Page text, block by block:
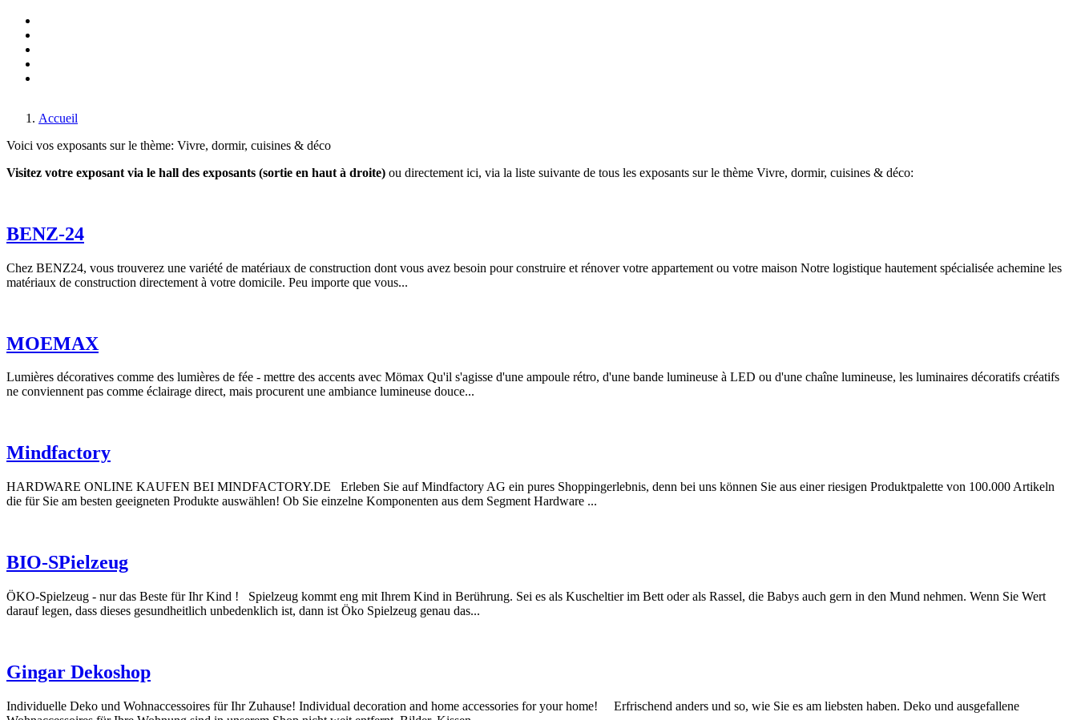
Par air & par eau
Accueil
Voici vos exposants sur le thème: Vivre, dormir, cuisines & déco
Visitez votre exposant via le hall des exposants (sortie en haut à droite) ou directement ici, via la liste suivante de tous les exposants sur le thème Vivre, dormir, cuisines & déco:
BENZ-24
Chez BENZ24, vous trouverez une variété de matériaux de construction dont vous avez besoin pour construire et rénover votre appartement ou votre maison Notre logistique hautement spécialisée achemine les
matériaux de construction directement à votre domicile. Peu importe que vous...
MOEMAX
Lumières décoratives comme des lumières de fée - mettre des accents avec Mömax Qu'il s'agisse d'une ampoule rétro, d'une bande lumineuse à LED ou d'une chaîne lumineuse, les luminaires décoratifs créatifs
ne conviennent pas comme éclairage direct, mais procurent une ambiance lumineuse douce...
Mindfactory
HARDWARE ONLINE KAUFEN BEI MINDFACTORY.DE Erleben Sie auf Mindfactory AG ein pures Shoppingerlebnis, denn bei uns können Sie aus einer riesigen Produktpalette von 100.000 Artikeln
die für Sie am besten geeigneten Produkte auswählen! Ob Sie einzelne Komponenten aus dem Segment Hardware ...
BIO-SPielzeug
ÖKO-Spielzeug - nur das Beste für Ihr Kind ! Spielzeug kommt eng mit Ihrem Kind in Berührung. Sei es als Kuscheltier im Bett oder als Rassel, die Babys auch gern in den Mund nehmen. Wenn Sie Wert
darauf legen, dass dieses gesundheitlich unbedenklich ist, dann ist Öko Spielzeug genau das...
Gingar Dekoshop
Individuelle Deko und Wohnaccessoires für Ihr Zuhause! Individual decoration and home accessories for your home! Erfrischend anders und so, wie Sie es am liebsten haben. Deko und ausgefallene